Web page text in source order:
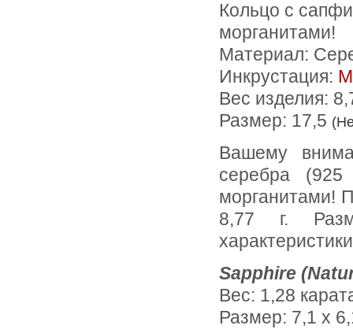
Кольцо с
морганитами!
Материал:
Инкрустация:
Вес изделия:
Размер: 17,5
Вашему вниманию предлагается кольцо из стерлингового
серебра
морганитами!
8,77 г.
Sapphire
Вес: 1,28
Размер: 7,1 х